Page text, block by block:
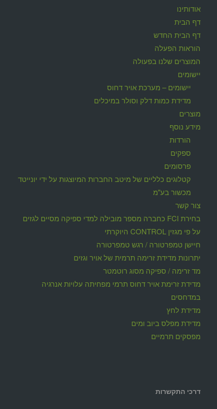
אודותינו
דף הבית
דף הבית החדש
הוראות הפעלה
המוצרים שלנו בפעולה
יישומים
יישומים – מערכת אויר דחוס
מדידת כמות דלק וסולר במיכלים
מוצרים
מידע נוסף
הורדות
ספקים
פרסומים
קטלוגים כלליים של מיטב החברות המיוצגות על ידי יונייטד
מכשור בע"מ
צור קשר
בחירת FCI כחברה מספר מובילה למדי ספיקה מסיים לגזים
על פי מגזין CONTROL היוקרתי
חיישן טמפרטורה / רגש טמפרטורה
יתרונות מדידת זרימה תרמית של אויר וגזים
מד זרימה / ספיקה מסוג רוטמטר
מדידת זרימת אויר דחוס תרמי מפחיתה עלויות אנרגיה
במדחסים
מדידת לחץ
מדידת מפלס ביוב ומים
מפסקים תרמיים
דרכי התקשרות